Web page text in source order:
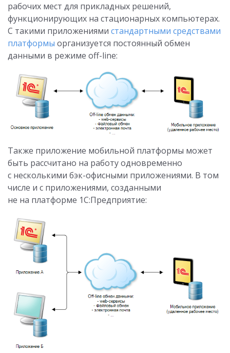
рабочих мест для прикладных решений,
функционирующих на стационарных компьютерах.
С такими приложениями стандартными средствами
платформы организуется постоянный обмен
данными в режиме off-line:
Также приложение мобильной платформы может
быть рассчитано на работу одновременно
с несколькими бэк-офисными приложениями. В том
числе и с приложениями, созданными
не на платформе 1С:Предприятие: